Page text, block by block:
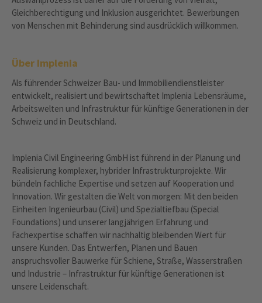
Gleichberechtigung und Inklusion ausgerichtet. Bewerbungen
von Menschen mit Behinderung sind ausdrücklich willkommen.
Über Implenia
Als führender Schweizer Bau- und Immobiliendienstleister
entwickelt, realisiert und bewirtschaftet Implenia Lebensräume,
Arbeitswelten und Infrastruktur für künftige Generationen in der
Schweiz und in Deutschland.
Implenia Civil Engineering GmbH ist führend in der Planung und
Realisierung komplexer, hybrider Infrastrukturprojekte. Wir
bündeln fachliche Expertise und setzen auf Kooperation und
Innovation. Wir gestalten die Welt von morgen: Mit den beiden
Einheiten Ingenieurbau (Civil) und Spezialtiefbau (Special
Foundations) und unserer langjährigen Erfahrung und
Fachexpertise schaffen wir nachhaltig bleibenden Wert für
unsere Kunden. Das Entwerfen, Planen und Bauen
anspruchsvoller Bauwerke für Schiene, Straße, Wasserstraßen
und Industrie – Infrastruktur für künftige Generationen ist
unsere Leidenschaft.